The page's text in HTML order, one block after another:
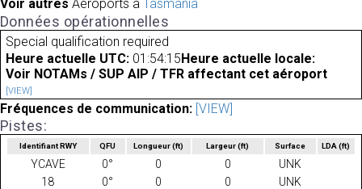
Voir autres Aéroports à Tasmania
Données opérationnelles
Special qualification required
Heure actuelle UTC: 01:54:15 Heure actuelle locale:
Voir NOTAMs / SUP AIP / TFR affectant cet aéroport
[VIEW]
Fréquences de communication: [VIEW]
Pistes:
Identifiant RWY QFU Longueur(ft) Largeur(ft) Surface LDA(ft)
YCAVE 0° 0 0
UNK
18
0° 0 0
UNK